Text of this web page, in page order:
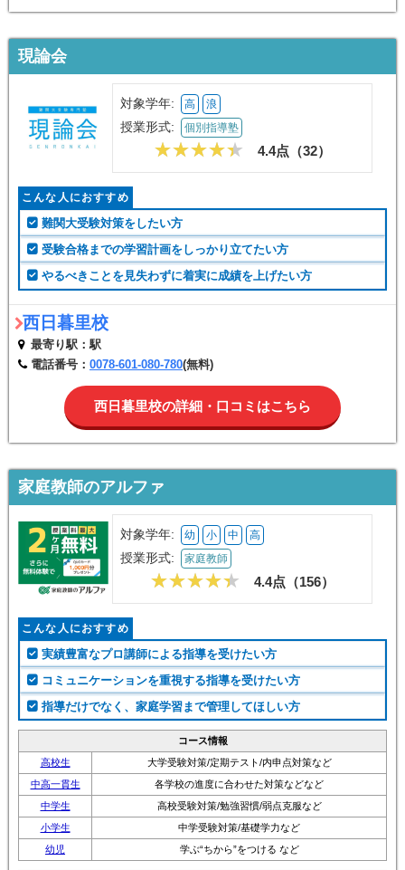
現論会
対象学年: 高 浪
授業形式: 個別指導塾
4.4点（32）
こんな人におすすめ
難関大受験対策をしたい方
受験合格までの学習計画をしっかり立てたい方
やるべきことを見失わずに着実に成績を上げたい方
西日暮里校
最寄り駅：駅
電話番号： 0078-601-080-780(無料)
西日暮里校の詳細・口コミはこちら
家庭教師のアルファ
対象学年: 幼 小 中 高
授業形式: 家庭教師
4.4点（156）
こんな人におすすめ
実績豊富なプロ講師による指導を受けたい方
コミュニケーションを重視する指導を受けたい方
指導だけでなく、家庭学習まで管理してほしい方
コース情報
高校生
大学受験対策/定期テスト/内申点対策など
中高一貫生
各学校の進度に合わせた対策などなど
中学生
高校受験対策/勉強習慣/弱点克服など
小学生
中学受験対策/基礎学力など
幼児
学ぶ“ちから”をつける など